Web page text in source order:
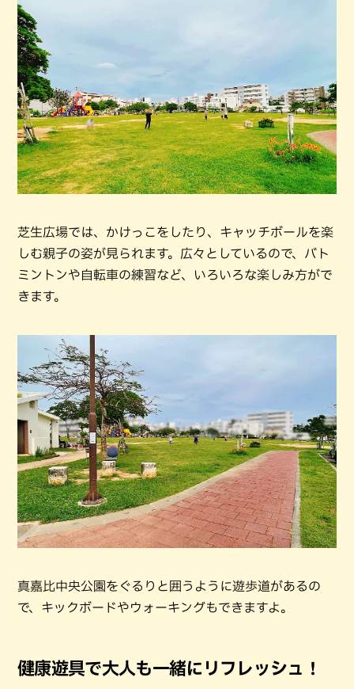
芝生広場では、かけっこをしたり、キャッチボールを楽
しむ親子の姿が見られます。広々としているので、バト
ミントンや自転車の練習など、いろいろな楽しみ方がで
きます。
真嘉比中央公園をぐるりと囲うように遊歩道があるの
で、キックボードやウォーキングもできますよ。
健康遊具で大人も一緒にリフレッシュ！